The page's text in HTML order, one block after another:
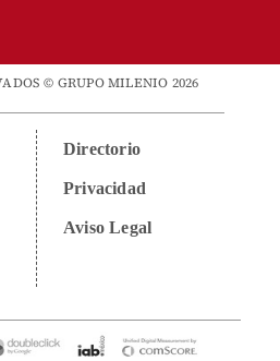
© GRUPO MILENIO 2026
Directorio
Privacidad
Aviso Legal